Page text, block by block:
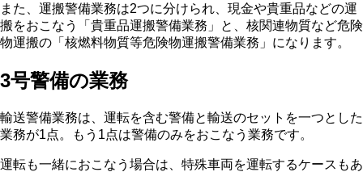
また、運搬警備業務は2つに分けられ、現金や貴重品などの運
搬をおこなう「貴重品運搬警備業務」と、核関連物質など危険
物運搬の「核燃料物質等危険物運搬警備業務」になります。
3号警備の業務
輸送警備業務は、運転を含む警備と輸送のセットを一つとした
業務が1点。もう1点は警備のみをおこなう業務です。
運転も一緒におこなう場合は、特殊車両を運転するケースもあ